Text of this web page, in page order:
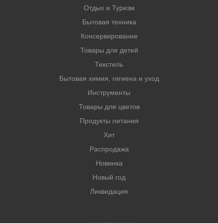
Отдых и Туризм
Бытовая техника
Консервирование
Товары для детей
Текстиль
Бытовая химия, гигиена и уход
Инструменты
Товары для цветов
Продукты питания
Хит
Распродажа
Новинка
Новый год
Ликвидация